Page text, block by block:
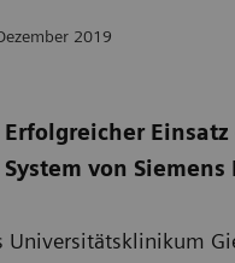
2019
Erfolgreicher
System von
Universitätsklinikum